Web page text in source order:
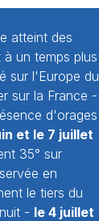
atteint des
un temps plus
sur l'Europe du
sur la France -
d'orages
et le 7 juillet
35° sur
en
le tiers du
- le 4 juillet